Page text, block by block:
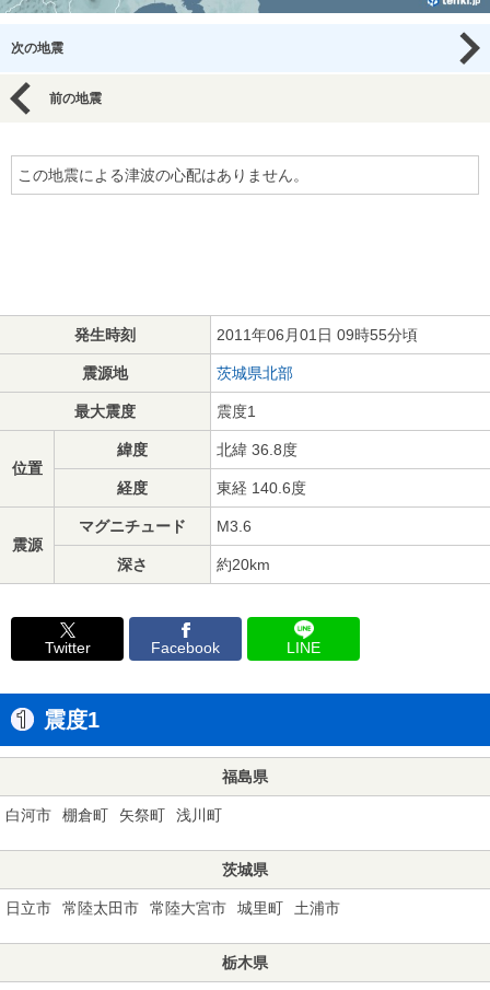
次の地震
前の地震
この地震による津波の心配はありません。
発生時刻 2011年06月01日 09時55分頃
震源地 茨城県北部
最大震度 震度1
位置
緯度 北緯 36.8度
経度 東経 140.6度
震源
マグニチュード M3.6
深さ 約20km
Twitter Facebook LINE
震度1
福島県
白河市 棚倉町 矢祭町 浅川町
茨城県
日立市 常陸太田市 常陸大宮市 城里町 土浦市
栃木県